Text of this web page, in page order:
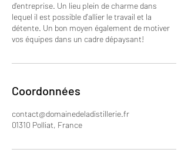
d'entreprise. Un lieu plein de charme dans
lequel il est possible d'allier le travail et la
détente. Un bon moyen également de motiver
vos équipes dans un cadre dépaysant!
Coordonnées
contact@domainedeladistillerie.fr
01310 Polliat, France